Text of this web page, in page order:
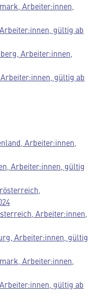
Arbeiter:innen,
gültig ab
Arbeiter:innen,
gültig ab
Arbeiter:innen,
Arbeiter:innen, gültig
Arbeiter:innen,
Arbeiter:innen, gültig
Arbeiter:innen,
gültig ab